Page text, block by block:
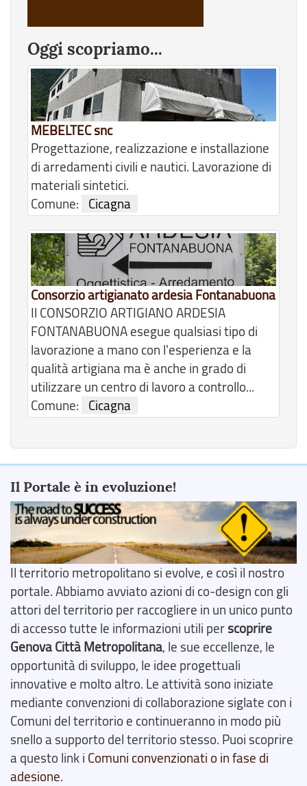
Oggi scopriamo...
MEBELTEC snc
Progettazione, realizzazione e installazione
di arredamenti civili e nautici. Lavorazione di
materiali sintetici.
Comune:
Cicagna
Consorzio artigianato ardesia Fontanabuona
Il CONSORZIO ARTIGIANO ARDESIA
FONTANABUONA esegue qualsiasi tipo di
lavorazione a mano con l'esperienza e la
qualità artigiana ma è anche in grado di
utilizzare un centro di lavoro a controllo...
Comune:
Cicagna
Il Portale è in evoluzione!
Il territorio metropolitano si evolve, e così il nostro
portale. Abbiamo avviato azioni di co-design con gli
attori del territorio per raccogliere in un unico punto
di accesso tutte le informazioni utili perscoprire
Genova Città Metropolitana, le sue eccellenze, le
opportunità di sviluppo, le idee progettuali
innovative e molto altro. Le attività sono iniziate
mediante convenzioni di collaborazione siglate con i
Comuni del territorio e continueranno in modo più
snello a supporto del territorio stesso. Puoi scoprire
a questo link i Comuni convenzionati o in fase di
adesione.